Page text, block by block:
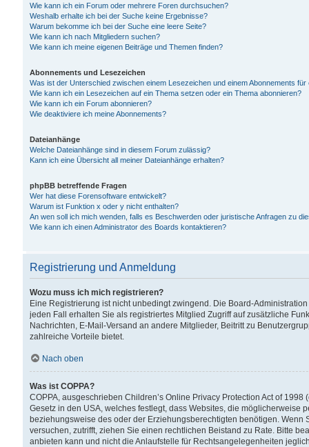
Wie kann ich ein Forum oder mehrere Foren durchsuchen?
Weshalb erhalte ich bei der Suche keine Ergebnisse?
Warum bekomme ich bei der Suche eine leere Seite?
Wie kann ich nach Mitgliedern suchen?
Wie kann ich meine eigenen Beiträge und Themen finden?
Abonnements und Lesezeichen
Was ist der Unterschied zwischen einem Lesezeichen und einem Abonnements
Wie kann ich ein Lesezeichen auf ein Thema setzen oder ein Thema abonnieren?
Wie kann ich ein Forum abonnieren?
Wie deaktiviere ich meine Abonnements?
Dateianhänge
Welche Dateianhänge sind in diesem Forum zulässig?
Kann ich eine Übersicht all meiner Dateianhänge erhalten?
phpBB betreffende Fragen
Wer hat diese Forensoftware entwickelt?
Warum ist Funktion x oder y nicht enthalten?
An wen soll ich mich wenden, falls es Beschwerden oder juristische Anfragen zu
Wie kann ich einen Administrator des Boards kontaktieren?
Registrierung und Anmeldung
Wozu muss ich mich registrieren?
Eine Registrierung ist nicht unbedingt zwingend. Die Board-
jeden Fall erhalten Sie als registriertes Mitglied Zugriff auf zusätzliche
Nachrichten, E-Mail-Versand an andere Mitglieder, Beitritt zu
zahlreiche Vorteile bietet.
Nach oben
Was ist COPPA?
COPPA, ausgeschrieben Children’s Online Privacy Protection Act of
Gesetz in den USA, welches festlegt, dass Websites, die
beziehungsweise des oder der Erziehungsberechtigten benötigen.
versuchen, zutrifft, ziehen Sie einen rechtlichen Beistand zu Rate. Bitte
anbieten kann und nicht die Anlaufstelle für Rechtsangelegenheiten